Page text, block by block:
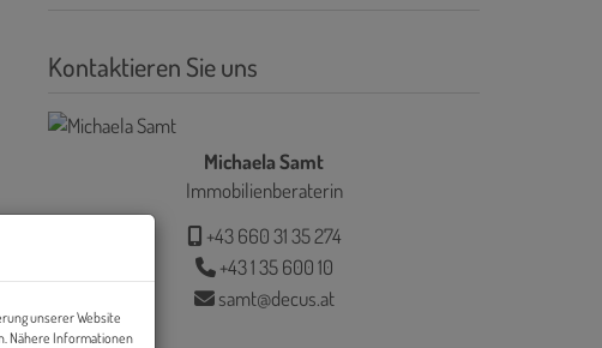
Kontaktieren Sie uns
Michaela Samt
Immobilienberaterin
+43 660 31 35 274
+43 1 35 600 10
samt@decus.at
unserer Website
Nähere Informationen